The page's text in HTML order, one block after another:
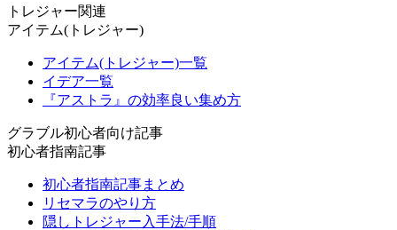
トレジャー関連
アイテム(トレジャー)
アイテム(トレジャー)一覧
イデア一覧
『アストラ』の効率良い集め方
グラブル初心者向け記事
初心者指南記事
初心者指南記事まとめ
リセマラのやり方
隠しトレジャー入手法/手順